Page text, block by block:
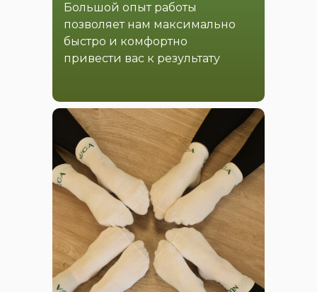
Большой опыт работы
позволяет нам максимально
быстро и комфортно
привести вас к результату